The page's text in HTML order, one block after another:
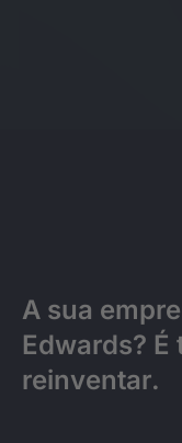
A sua
Edwards? É
reinventar.